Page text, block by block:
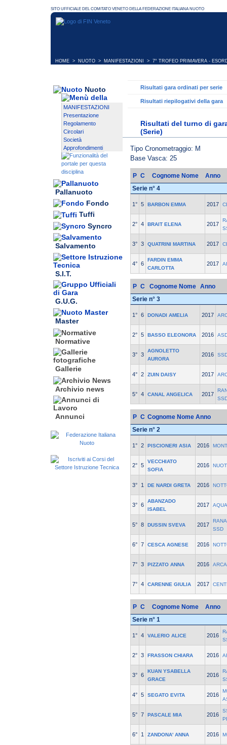
HOME > NUOTO > MANIFESTAZIONI > 7° TROFEO PRIMAVERA -
Nuoto
MANIFESTAZIONI
Presentazione
Regolamento
Circolari
Società
Approfondimenti
Pallanuoto
Fondo
Tuffi
Syncro
Salvamento
S.I.T.
G.U.G.
Master
Normative
Gallerie
Archivio news
Annunci
Risultati gara ordinati per serie
Risultati riepilogativi della gara
Risultati del turno di
(Serie)
Tipo Cronometraggio: M
Base Vasca: 25
P C Cognome Nome
Anno
Serie n° 4
1° 5 BARBON EMMA 2017
2° 4 BRAIT ELENA 2017
3° 3 QUATRINI MARTINA 2017
4° 6
FARDIN EMMA
CARLOTTA
2017
P C Cognome Nome Anno
Serie n° 3
1° 6 DONADI AMELIA 2017
2° 5 BASSO ELEONORA 2016
3° 3
AGNOLETTO
AURORA
2016
4° 2 ZUIN DAISY 2017
5° 4 CANAL ANGELICA 2017
P C Cognome Nome Anno
Serie n° 2
1° 2 PISCIONERI ASIA 2016
2° 5
VECCHIATO
SOFIA
2016
3° 1 DE NARDI GRETA 2016
3° 6
ABANZADO
ISABEL
2017
5° 8 DUSSIN SVEVA 2017
SSD
6° 7 CESCA AGNESE 2016
7° 3 PIZZATO ANNA 2016
7° 4 CARENNE GIULIA 2017
P C Cognome Nome
Anno
Serie n° 1
1° 4 VALERIO ALICE 2016
2° 3 FRASSON CHIARA 2016
3° 6
KUAN YSABELLA
GRACE
2016
4° 5 SEGATO EVITA 2016
5° 7 PASCALE MIA 2016
6° 1 ZANDONA' ANNA 2016